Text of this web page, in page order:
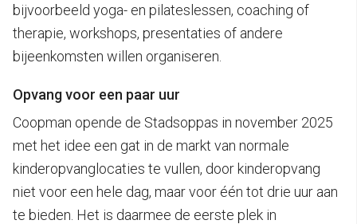
bijvoorbeeld yoga- en pilateslessen, coaching of
therapie, workshops, presentaties of andere
bijeenkomsten willen organiseren.
Opvang voor een paar uur
Coopman opende de Stadsoppas in november 2025
met het idee een gat in de markt van normale
kinderopvanglocaties te vullen, door kinderopvang
niet voor een hele dag, maar voor één tot drie uur aan
te bieden. Het is daarmee de eerste plek in